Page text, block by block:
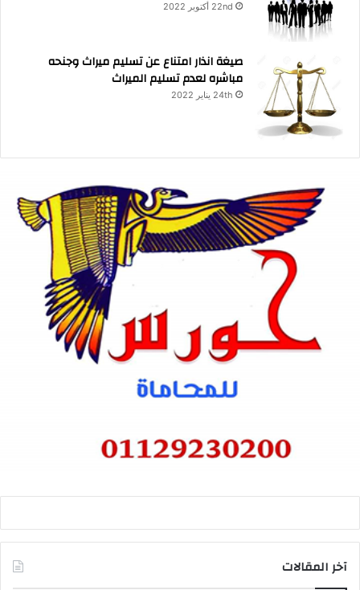
22nd أكتوبر 2022
صيغة انذار امتناع عن تسليم ميراث وجنحه
مباشره لعدم تسليم الميراث
24th يناير 2022
آخر المقالات